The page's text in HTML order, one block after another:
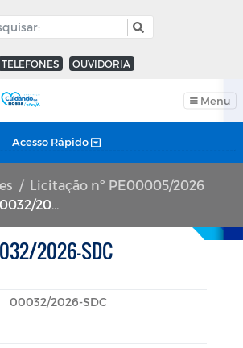
TELEFONES OUVIDORIA
Menu
Acesso Rápido
Licitação nº PE00005/2026
SDC
2026-SDC
00032/2026-SDC